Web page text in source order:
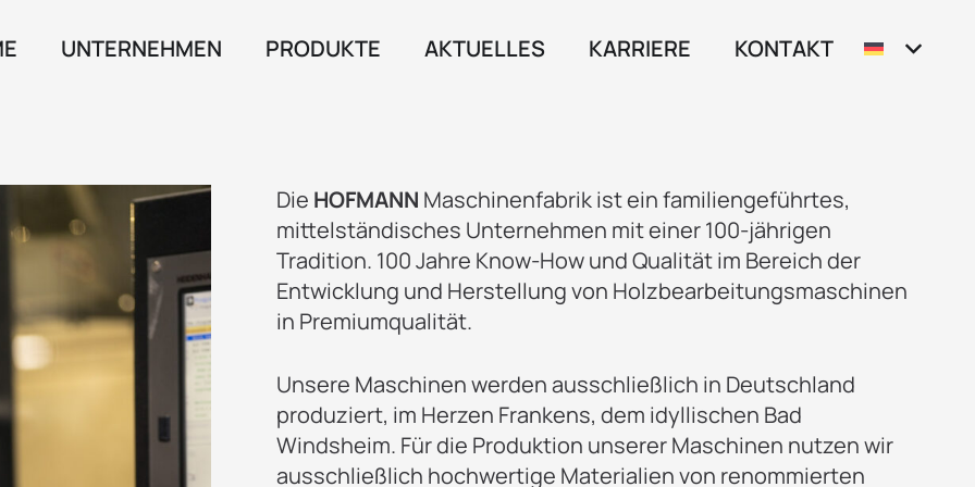
UNTERNEHMEN PRODUKTE AKTUELLES KARRIERE KONTAKT
Die HOFMANN Maschinenfabrik ist ein familiengeführtes,
mittelständisches Unternehmen mit einer 100-jährigen
Tradition. 100 Jahre Know-How und Qualität im Bereich der
Entwicklung und Herstellung von Holzbearbeitungsmaschinen
in Premiumqualität.
Unsere Maschinen werden ausschließlich in Deutschland
produziert, im Herzen Frankens, dem idyllischen Bad
Windsheim. Für die Produktion unserer Maschinen nutzen wir
ausschließlich hochwertige Materialien von renommierten